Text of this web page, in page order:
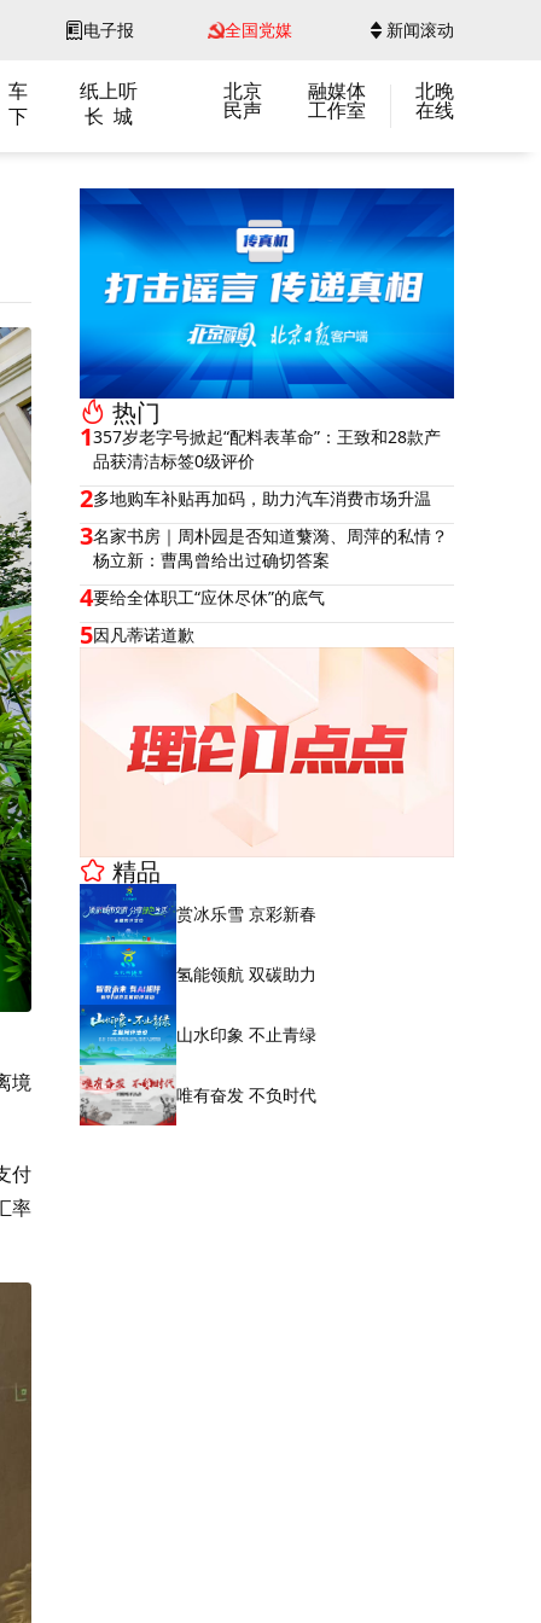
电子报 全国党媒 新闻滚动
车
纸上听
下
长 城
北京
民声
融媒体
工作室
北晚
在线
境
付
率
热门
1357岁老字号掀起“配料表革命”：王致和28款产
品获清洁标签0级评价
2多地购车补贴再加码，助力汽车消费市场升温
3名家书房｜周朴园是否知道蘩漪、周萍的私情？
杨立新：曹禺曾给出过确切答案
4要给全体职工“应休尽休”的底气
5因凡蒂诺道歉
精品
赏冰乐雪 京彩新春
氢能领航 双碳助力
山水印象 不止青绿
唯有奋发 不负时代